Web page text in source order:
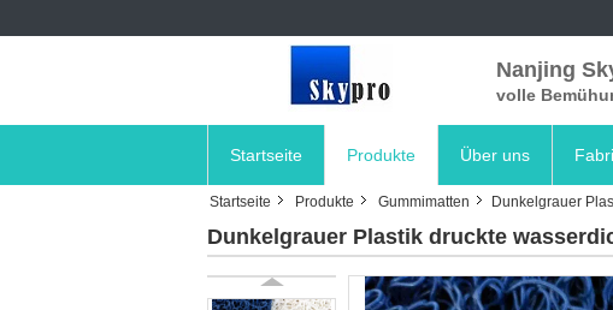
Nanjing
volle
Startseite Produkte Über uns
Startseite Produkte Gummimatten Dunkelgrauer
Dunkelgrauer Plastik druckte